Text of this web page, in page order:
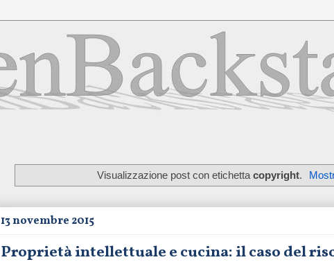
Visualizzazione post con etichetta copyright.
13 novembre 2015
Proprietà intellettuale e cucina: il caso del